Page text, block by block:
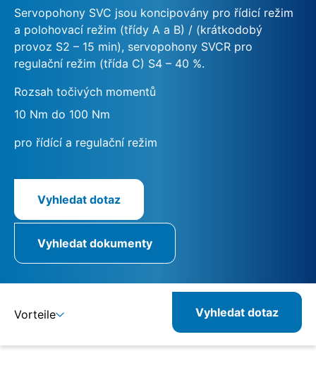
Servopohony SVC jsou koncipovány pro řídicí režim
a polohovací režim (třídy A a B) / (krátkodobý
provoz S2 – 15 min), servopohony SVCR pro
regulační režim (třída C) S4 – 40 %.
Rozsah točivých momentů
10 Nm do 100 Nm
pro řídící a regulační režim
Vyhledat dotaz
Vyhledat dokumenty
Vorteile Vyhledat dotaz